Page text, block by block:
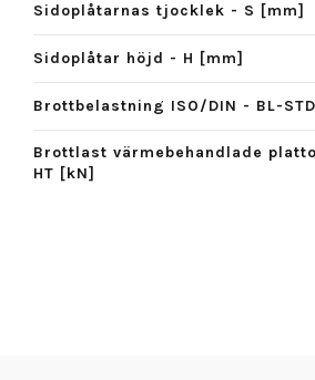
Sidoplåtarnas tjocklek - S [mm]
Sidoplåtar höjd - H [mm]
Brottbelastning ISO/DIN - BL-
Brottlast värmebehandlade
HT [kN]